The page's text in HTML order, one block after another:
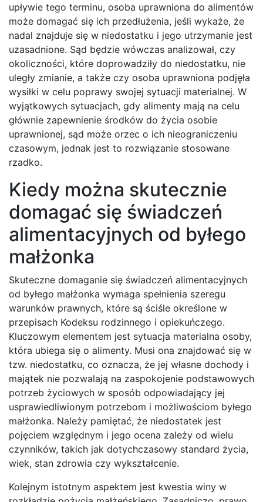
upływie tego terminu, osoba uprawniona do alimentów
może domagać się ich przedłużenia, jeśli wykaże, że
nadal znajduje się w niedostatku i jego utrzymanie jest
uzasadnione. Sąd będzie wówczas analizował, czy
okoliczności, które doprowadziły do niedostatku, nie
uległy zmianie, a także czy osoba uprawniona podjęła
wysiłki w celu poprawy swojej sytuacji materialnej. W
wyjątkowych sytuacjach, gdy alimenty mają na celu
głównie zapewnienie środków do życia osobie
uprawnionej, sąd może orzec o ich nieograniczeniu
czasowym, jednak jest to rozwiązanie stosowane
rzadko.
Kiedy można skutecznie
domagać się świadczeń
alimentacyjnych od byłego
małżonka
Skuteczne domaganie się świadczeń alimentacyjnych
od byłego małżonka wymaga spełnienia szeregu
warunków prawnych, które są ściśle określone w
przepisach Kodeksu rodzinnego i opiekuńczego.
Kluczowym elementem jest sytuacja materialna osoby,
która ubiega się o alimenty. Musi ona znajdować się w
tzw. niedostatku, co oznacza, że jej własne dochody i
majątek nie pozwalają na zaspokojenie podstawowych
potrzeb życiowych w sposób odpowiadający jej
usprawiedliwionym potrzebom i możliwościom byłego
małżonka. Należy pamiętać, że niedostatek jest
pojęciem względnym i jego ocena zależy od wielu
czynników, takich jak dotychczasowy standard życia,
wiek, stan zdrowia czy wykształcenie.
Kolejnym istotnym aspektem jest kwestia winy w